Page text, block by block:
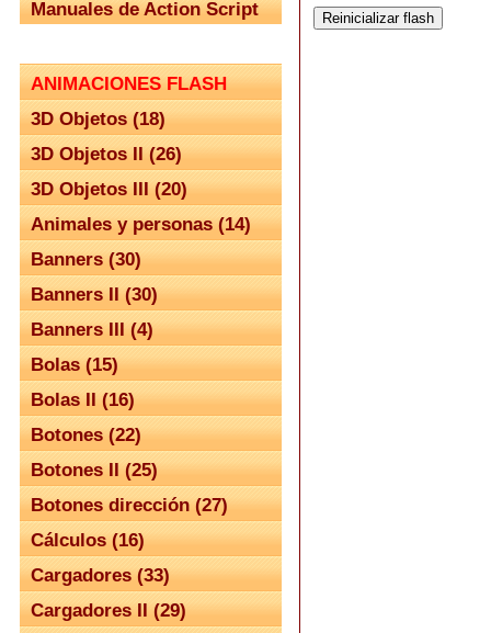
Manuales de Action Script
ANIMACIONES FLASH
3D Objetos (18)
3D Objetos II (26)
3D Objetos III (20)
Animales y personas (14)
Banners (30)
Banners II (30)
Banners III (4)
Bolas (15)
Bolas II (16)
Botones (22)
Botones II (25)
Botones dirección (27)
Cálculos (16)
Cargadores (33)
Cargadores II (29)